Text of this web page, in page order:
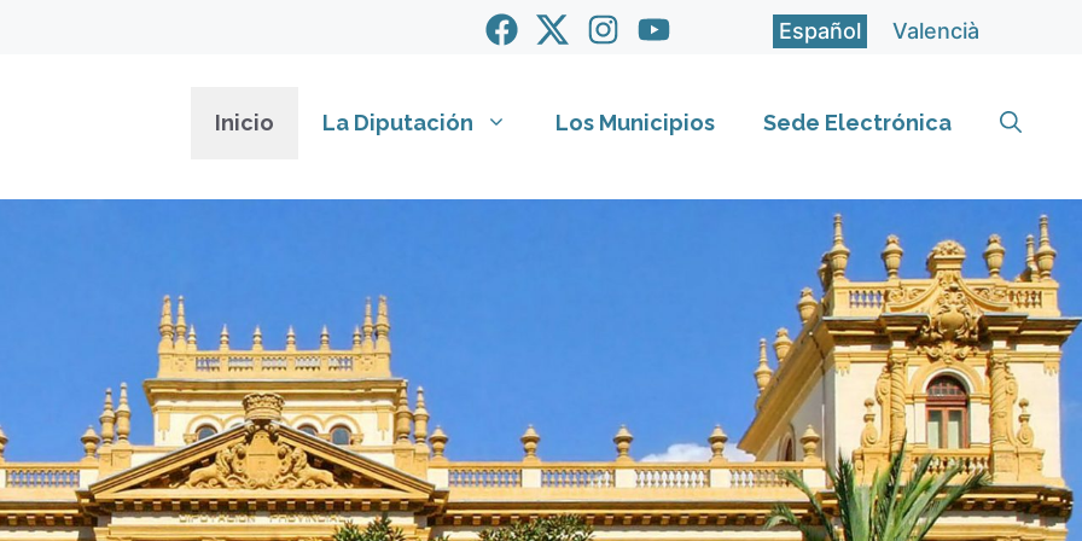
Español Valencià
Inicio La Diputación Los Municipios Sede Electrónica